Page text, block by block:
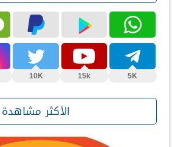
5K
15k
10K
الأكثر مشاهدة